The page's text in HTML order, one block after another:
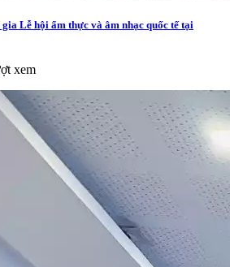
Lễ hội ẩm thực và âm nhạc quốc tế tại
xem